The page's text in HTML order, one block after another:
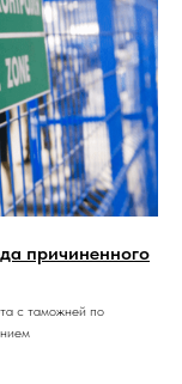
причиненного
с таможней по